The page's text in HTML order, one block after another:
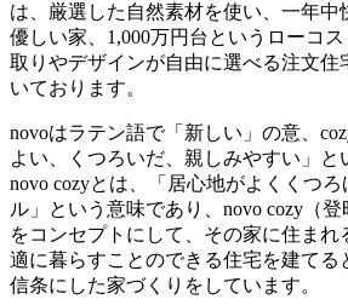
は、厳選した自然素材を使い、一年中
優しい家、1,000万円台というローコ
取りやデザインが自由に選べる注文住
いております。
novoはラテン語で「新しい」の意、
よい、くつろいだ、親しみやすい」と
novo cozyとは、「居心地がよくくつ
ル」という意味であり、novo cozy（
をコンセプトにして、その家に住ま
適に暮らすことのできる住宅を建てる
信条にした家づくりをしています。